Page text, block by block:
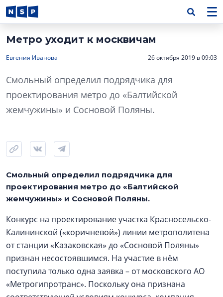
Метро уходит к москвичам
Евгения Иванова 26 октября 2019 в 09:03
Смольный определил подрядчика для
проектирования метро до «Балтийской
жемчужины» и Сосновой Поляны.
Смольный определил подрядчика для
проектирования метро до «Балтийской
жемчужины» и Сосновой Поляны.
Конкурс на проектирование участка Красносельско-
Калининской («коричневой») линии метрополитена
от станции «Казаковская» до «Сосновой Поляны»
признан несостоявшимся. На участие в нём
поступила только одна заявка – от московского АО
«Метрогипротранс». Поскольку она признана